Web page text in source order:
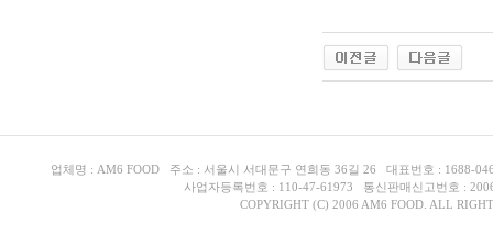
업체명 : AM6 FOOD 주소 : 서울시 서대문구 연희동 36길 26 대표번호 : 1688-
사업자등록번호 : 110-47-61973 통신판매신고번호 :
COPYRIGHT (C) 2006 AM6 FOOD. ALL